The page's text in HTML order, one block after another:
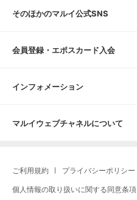
そのほかのマルイ公式SNS
会員登録・エポスカード入会
インフォメーション
マルイウェブチャネルについて
ご利用規約 プライバシーポリシー
個人情報の取り扱いに関する同意条項